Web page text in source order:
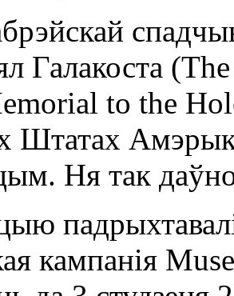
Галакоста
to the
Штатах
Ня так
кампанія